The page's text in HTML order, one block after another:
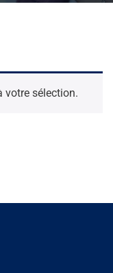
votre sélection.